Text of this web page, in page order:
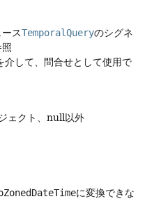
スTemporalQueryのシグネ
介して、問合せとして使用で
ェクト、null以外
に変換できな